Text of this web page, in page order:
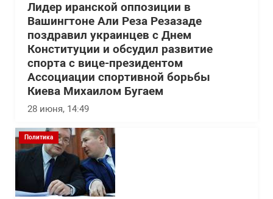
Лидер иранской оппозиции в
Вашингтоне Али Реза Резазаде
поздравил украинцев с Днем
Конституции и обсудил развитие
спорта с вице-президентом
Ассоциации спортивной борьбы
Киева Михаилом Бугаем
28 июня, 14:49
Политика